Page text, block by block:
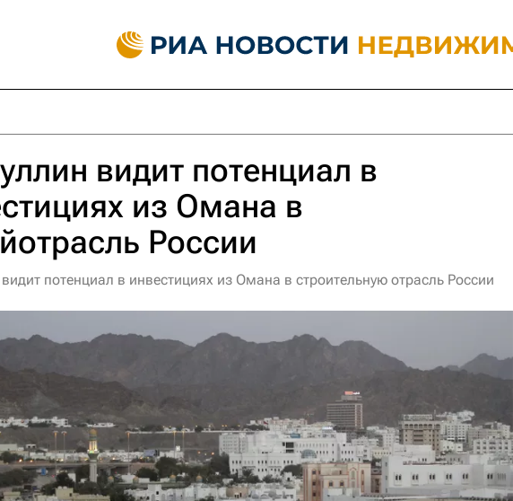
видит потенциал в
из Омана в
России
потенциал в инвестициях из Омана в строительную отрасль России